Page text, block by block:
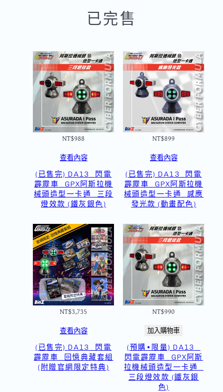
已完售
NT$988
查看內容
(已售完) DA13_閃電
霹靂車_GPX阿斯拉機
械頭造型一卡通_三段
燈效款 (鐵灰銀色)
NT$899
查看內容
(已售完) DA13_閃電
霹靂車_GPX阿斯拉機
械頭造型一卡通_感應
發光款 (動畫配色)
NT$3,735
查看內容
(已售完) DA13_閃電
霹靂車_回憶典藏套組
(附贈官網限定特典)
NT$990
加入購物車
(預購•限量) DA13_
閃電霹靂車_GPX阿斯
拉機械頭造型一卡通_
三段燈效款 (鐵灰銀
色)